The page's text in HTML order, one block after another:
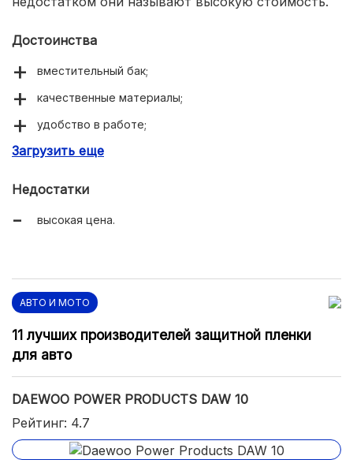
Достоинства
вместительный бак;
качественные материалы;
удобство в работе;
экономичный расход моющих средств.
Загрузить еще
Недостатки
высокая цена.
АВТО И МОТО
11 лучших производителей защитной пленки
для авто
DAEWOO POWER PRODUCTS DAW 10
Рейтинг: 4.7